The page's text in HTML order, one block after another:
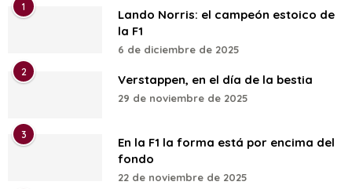
1
Lando Norris: el campeón estoico de
la F1
6 de diciembre de 2025
2
Verstappen, en el día de la bestia
29 de noviembre de 2025
3
En la F1 la forma está por encima del
fondo
22 de noviembre de 2025